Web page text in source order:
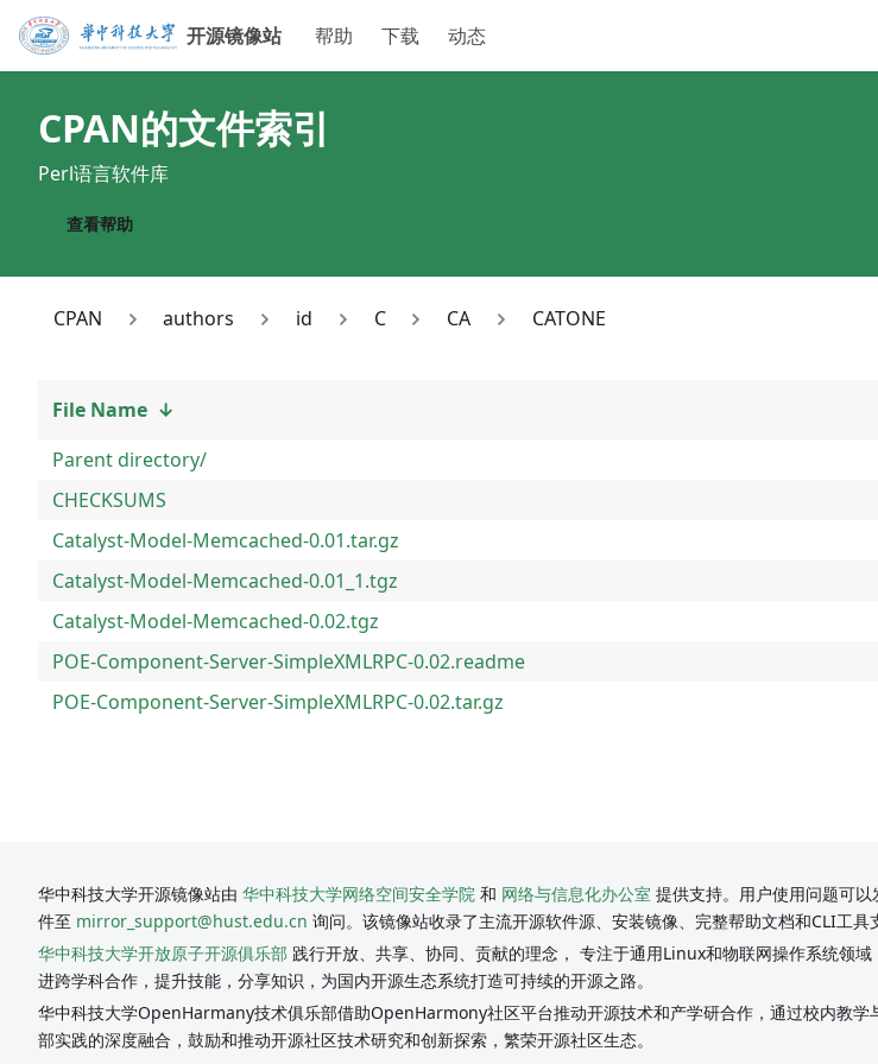
开源镜像站 帮助 下载 动态
CPAN的文件索引
Perl语言软件库
查看帮助
CPAN authors id C CA CATONE
File Name ↓
Parent directory/
CHECKSUMS
Catalyst-Model-Memcached-0.01.tar.gz
Catalyst-Model-Memcached-0.01_1.tgz
Catalyst-Model-Memcached-0.02.tgz
POE-Component-Server-SimpleXMLRPC-0.02.readme
POE-Component-Server-SimpleXMLRPC-0.02.tar.gz
华中科技大学开源镜像站由 华中科技大学网络空间安全学院 和 网络与信息化办公室 提供支持。用户使用问题可以
件至 mirror_support@hust.edu.cn 询问。该镜像站收录了主流开源软件源、安装镜像、完整帮助文档和CLI工具
华中科技大学开放原子开源俱乐部 践行开放、共享、协同、贡献的理念， 专注于通用Linux和物联网操作系统领域
进跨学科合作，提升技能，分享知识，为国内开源生态系统打造可持续的开源之路。
华中科技大学OpenHarmany技术俱乐部借助OpenHarmony社区平台推动开源技术和产学研合作，通过校内教学
部实践的深度融合，鼓励和推动开源社区技术研究和创新探索，繁荣开源社区生态。